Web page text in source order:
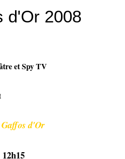
d'Or 2008
et Spy TV
Gaffos d'Or